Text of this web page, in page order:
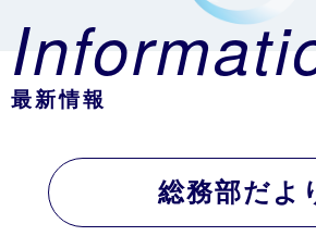
最新情報
総務部だよ